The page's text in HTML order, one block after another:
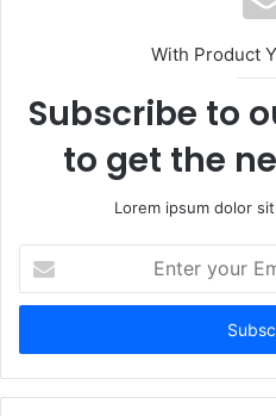
With Product
Subscribe to
to get the
Lorem ipsum dolor
your
Email